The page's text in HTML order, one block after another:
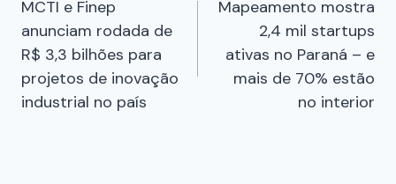
MCTI e Finep
anunciam rodada de
R$ 3,3 bilhões para
projetos de inovação
industrial no país
Mapeamento mostra
2,4 mil startups
ativas no Paraná – e
mais de 70% estão
no interior